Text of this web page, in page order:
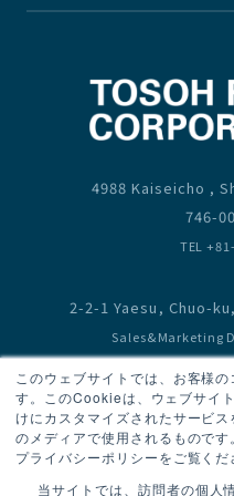
このウェブサイトでは、お客様
す。このCookieは、ウェブサイ
けにカスタマイズされたサービ
のメディアで使用されるもので
プライバシーポリシーをご覧くだ
当サイトでは、訪問者の個人
4988 Kaiseicho ,
746-
TEL
2-2-1 Yaesu, Chuo-
Sales&Marketing
Sales&Marketing
TEL